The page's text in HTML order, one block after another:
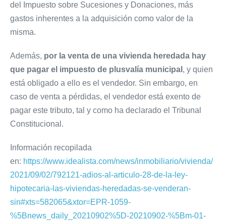
del Impuesto sobre Sucesiones y Donaciones, más
gastos inherentes a la adquisición como valor de la
misma.
Además, por la venta de una vivienda heredada hay
que pagar el impuesto de plusvalía municipal , y quien
está obligado a ello es el vendedor. Sin embargo, en
caso de venta a pérdidas, el vendedor está exento de
pagar este tributo, tal y como ha declarado el Tribunal
Constitucional.
Información recopilada
en: https://www.idealista.com/news/inmobiliario/vivienda/
2021/09/02/792121-adios-al-articulo-28-de-la-ley-
hipotecaria-las-viviendas-heredadas-se-venderan-
sin#xts=582065&xtor=EPR-1059-
%5Bnews_daily_20210902%5D-20210902-%5Bm-01-